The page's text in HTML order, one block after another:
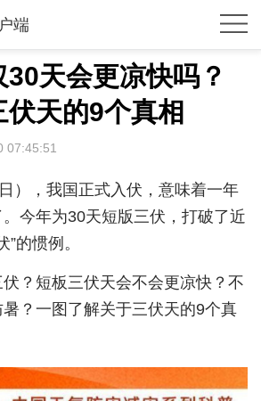
端
天会更凉快吗？
天的9个真相
07:45:51
），我国正式入伏，意味着一年
今年为30天短版三伏，打破了近
的惯例。
？短板三伏天会不会更凉快？不
？一图了解关于三伏天的9个真